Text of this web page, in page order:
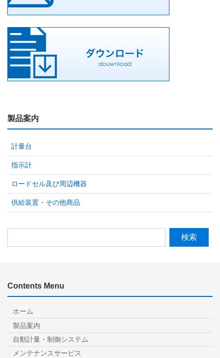
製品案内
計量台
指示計
ロードセル及び周辺機器
供給装置・その他商品
Contents Menu
ホーム
製品案内
自動計量・制御システム
メンテナンスサービス